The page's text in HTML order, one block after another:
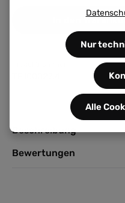
In den
Beschreibung
Bewertungen
Nur
Alle